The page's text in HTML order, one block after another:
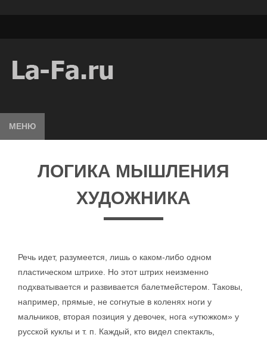
МЕНЮ
ЛОГИКА МЫШЛЕНИЯ
ХУДОЖНИКА
Речь идет, разумеется, лишь о каком-либо одном
пластическом штрихе. Но этот штрих неизменно
подхватывается и развивается балетмейстером. Таковы,
например, прямые, не согнутые в коленях ноги у
мальчиков, вторая позиция у девочек, нога «утюжком» у
русской куклы и т. п. Каждый, кто видел спектакль,